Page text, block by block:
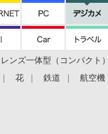
レンズ一体型（コンパクト）
花 鉄道 航空機